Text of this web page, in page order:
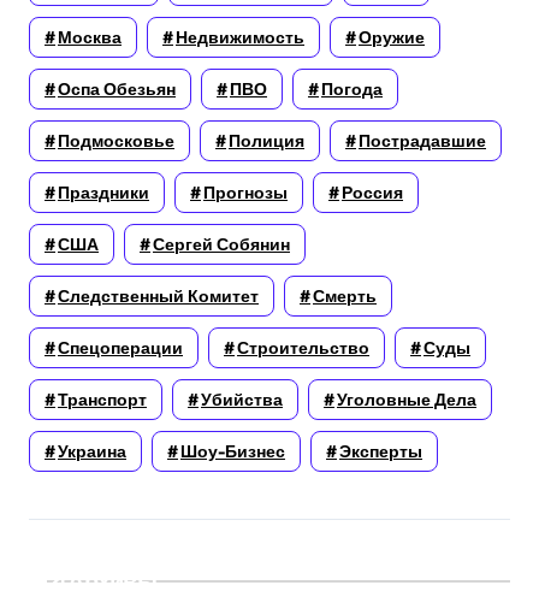
Москва Недвижимость Оружие
Оспа Обезьян ПВО Погода
Подмосковье Полиция Пострадавшие
Праздники Прогнозы Россия
США Сергей Собянин
Следственный Комитет Смерть
Спецоперации Строительство Суды
Транспорт Убийства Уголовные Дела
Украина Шоу-Бизнес Эксперты
Архивы